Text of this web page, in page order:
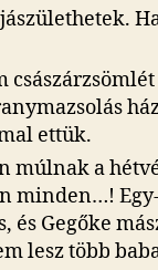
ettük.
múlnak a
minden…!
és Gegőke
lesz több